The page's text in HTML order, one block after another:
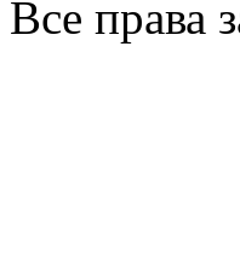
Все права